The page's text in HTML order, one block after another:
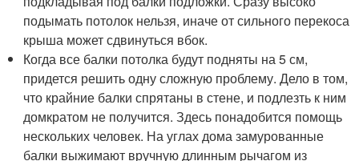
подымать потолок нельзя, иначе от сильного перекоса
крыша может сдвинуться вбок.
Когда все балки потолка будут подняты на 5 см,
придется решить одну сложную проблему. Дело в том,
что крайние балки спрятаны в стене, и подлезть к ним
домкратом не получится. Здесь понадобится помощь
нескольких человек. На углах дома замурованные
балки выжимают вручную длинным рычагом из